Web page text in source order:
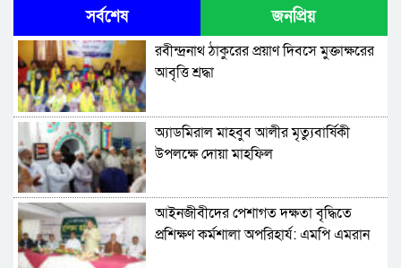
সর্বশেষ জনপ্রিয়
রবীন্দ্রনাথ ঠাকুরের প্রয়াণ দিবসে মুক্তাক্ষরের
আবৃত্তি শ্রদ্ধা
অ্যাডমিরাল মাহবুব আলীর মৃত্যুবার্ষিকী
উপলক্ষে দোয়া মাহফিল
‎আইনজীবীদের পেশাগত দক্ষতা বৃদ্ধিতে
প্রশিক্ষণ কর্মশালা অপরিহার্য: এমপি এমরান